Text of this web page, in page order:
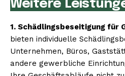
Weitere
1. Schädlingsbeseitigung für
bieten individuelle
Unternehmen, Büros,
andere gewerbliche